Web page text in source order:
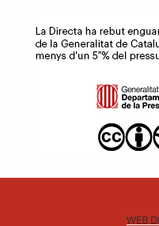
WEB